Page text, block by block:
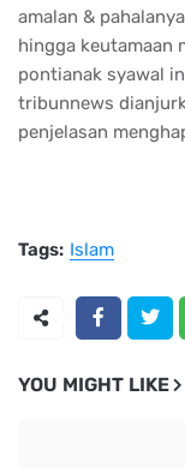
amalan &
hingga keutamaan
pontianak syawal
tribunnews
penjelasan
Tags: Islam
YOU MIGHT LIKE